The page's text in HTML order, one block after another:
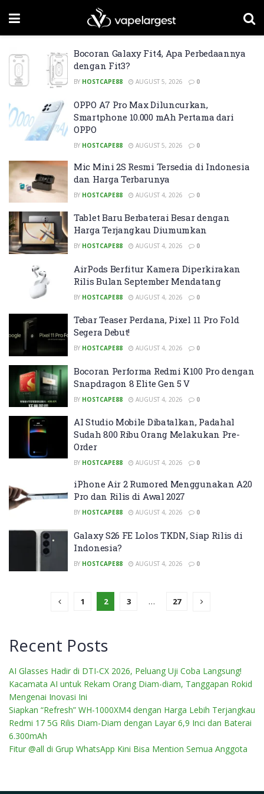
Bocoran Galaxy Fit4, Apa Perbedaannya
dengan Fit3?
BY HOSTCAPE88 AUGUST 5, 2026 0
OPPO A7 Pro Max Diluncurkan,
Smartphone 10.000 mAh Pertama dari
OPPO
BY HOSTCAPE88 AUGUST 5, 2026 0
Mic Mini 2S Resmi Tersedia di Indonesia
dan Harga Terbarunya
BY HOSTCAPE88 AUGUST 4, 2026 0
Tablet Baru Berbaterai Besar dengan
Harga Terjangkau Diumumkan
BY HOSTCAPE88 AUGUST 4, 2026 0
AirPods Berfitur Kamera Diperkirakan
Rilis Bulan September Mendatang
BY HOSTCAPE88 AUGUST 4, 2026 0
Tebar Teaser Perdana, Pixel 11 Pro Fold
Segera Debut!
BY HOSTCAPE88 AUGUST 4, 2026 0
Bocoran Performa Redmi K100 Pro dengan
Snapdragon 8 Elite Gen 5 V
BY HOSTCAPE88 AUGUST 4, 2026 0
AI Studio Mobile Dibatalkan, Padahal
Sudah 800 Ribu Orang Melakukan Pre-
Order
BY HOSTCAPE88 AUGUST 4, 2026 0
iPhone Air 2 Rumored Menggunakan A20
Pro dan Rilis di Awal 2027
BY HOSTCAPE88 AUGUST 4, 2026 0
Galaxy S26 FE Lolos TKDN, Siap Rilis di
Indonesia?
BY HOSTCAPE88 AUGUST 4, 2026 0
1 2 3 … 27
Recent Posts
AI Glasses Hadir di DTI-CX 2026, Peluang Uji Coba Langsung!
Kacamata AI untuk Rekam Orang Diam-diam, Tanggapan Rokid
Mengenai Inovasi Ini
Siapkan “Refresh” WH-1000XM4 dengan Harga Lebih Terjangkau
Redmi 17 5G Rilis Diam-Diam dengan Layar 6,9 Inci dan Baterai
6.300mAh
Fitur @all di Grup WhatsApp Kini Bisa Mention Semua Anggota